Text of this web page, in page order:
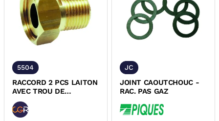
5504
RACCORD 2 PCS LAITON
AVEC TROU DE
PLOMBAGE POUR
COMPTEUR D'EAU
JC
JOINT CAOUTCHOUC -
RAC. PAS GAZ